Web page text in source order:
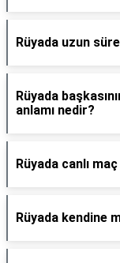
Rüyada uzun
Rüyada
anlamı nedir?
Rüyada canlı
Rüyada kendine